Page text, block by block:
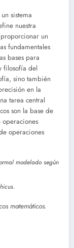
sistema
nuestra
un
fundamentales
bases para
filosofía del
sino también
en la
tarea central
son la base de
operaciones
modelado según
.
matemáticos.